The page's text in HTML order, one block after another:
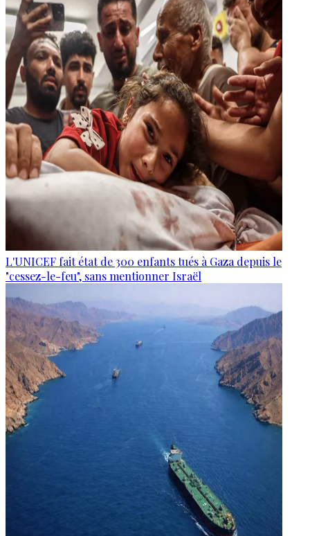
L'UNICEF fait état de 300 enfants tués à Gaza depuis le
"cessez-le-feu", sans mentionner Israël